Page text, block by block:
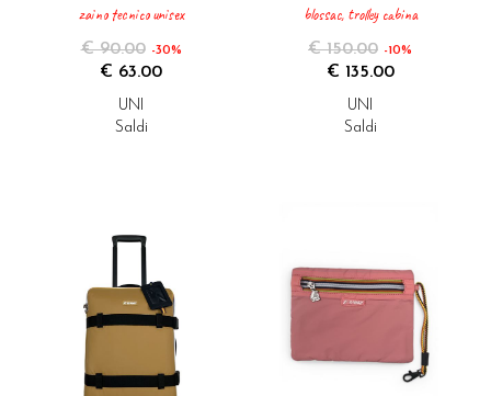
zaino tecnico unisex
€ 90.00 -30%
€ 63.00
UNI
Saldi
blossac, trolley cabina
€ 150.00 -10%
€ 135.00
UNI
Saldi